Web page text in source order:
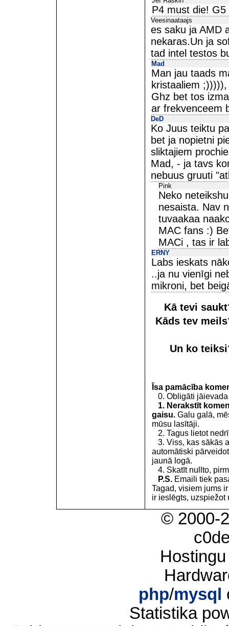
P4 must die! G5
Veesinaataajs
es saku ja AMD
nekaras.Un ja
tad intel testos
Mad
Man jau taads
kristaaliem
Ghz bet tos
ar frekvenceem
DeD
Ko Juus teiktu
bet ja nopietni
sliktajiem
Mad, - ja tavs
nebuus gruuti
Pink
Neko
nesaista. Nav
tuvaakaa
MAC fans :)
MACi , tas ir
ERNY
Labs ieskats
..ja nu vienīgi
mikroni, bet
Kā tevi
Kāds tev
Un ko
Īsa pamācība
0. Obligāti jāievada
1. Nerakstīt
gaisu. Galu galā,
mūsu lasītāji.
2. Tagus lietot
3. Viss, kas sākās
automātiski
jaunā logā.
4. Skatīt nullto,
P.S. Emaili tiek
Tagad, visiem jums
ir ieslēgts, uzspiežot
© 2000-
php/mysql
Statistika